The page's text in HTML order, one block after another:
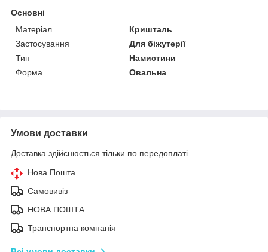
Основні
Матеріал
Кришталь
Застосування
Для біжутерії
Тип
Намистини
Форма
Овальна
Умови доставки
Доставка здійснюється тільки по передоплаті.
Нова Пошта
Самовивіз
НОВА ПОШТА
Транспортна компанія